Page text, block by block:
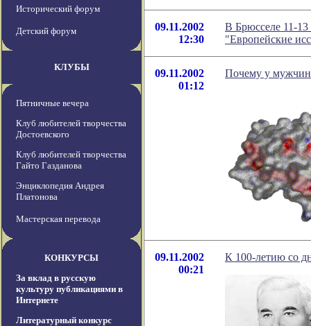
Исторический форум
Детский форум
КЛУБЫ
Пятничные вечера
Клуб любителей творчества
Достоевского
Клуб любителей творчества
Гайто Газданова
Энциклопедия Андрея
Платонова
Мастерская перевода
КОНКУРСЫ
За вклад в русскую
культуру публикациями в
Интернете
Литературный конкурс
09.11.2002
12:30
В Брюсселе 11-13
"Европейские
09.11.2002
01:12
Почему у мужчин
09.11.2002
00:21
К 100-летию со